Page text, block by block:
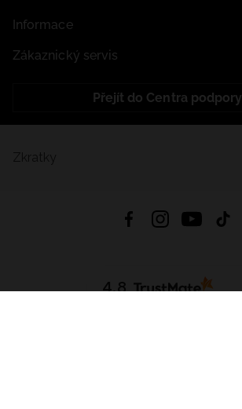
Informace
Zákaznický servis
Přejít do Centra podpory
4.8